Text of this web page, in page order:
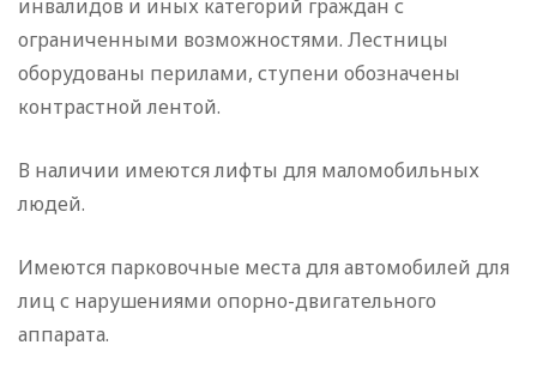
инвалидов и иных категорий граждан с
ограниченными возможностями. Лестницы
оборудованы перилами, ступени обозначены
контрастной лентой.
В наличии имеются лифты для маломобильных
людей.
Имеются парковочные места для автомобилей для
лиц с нарушениями опорно-двигательного
аппарата.